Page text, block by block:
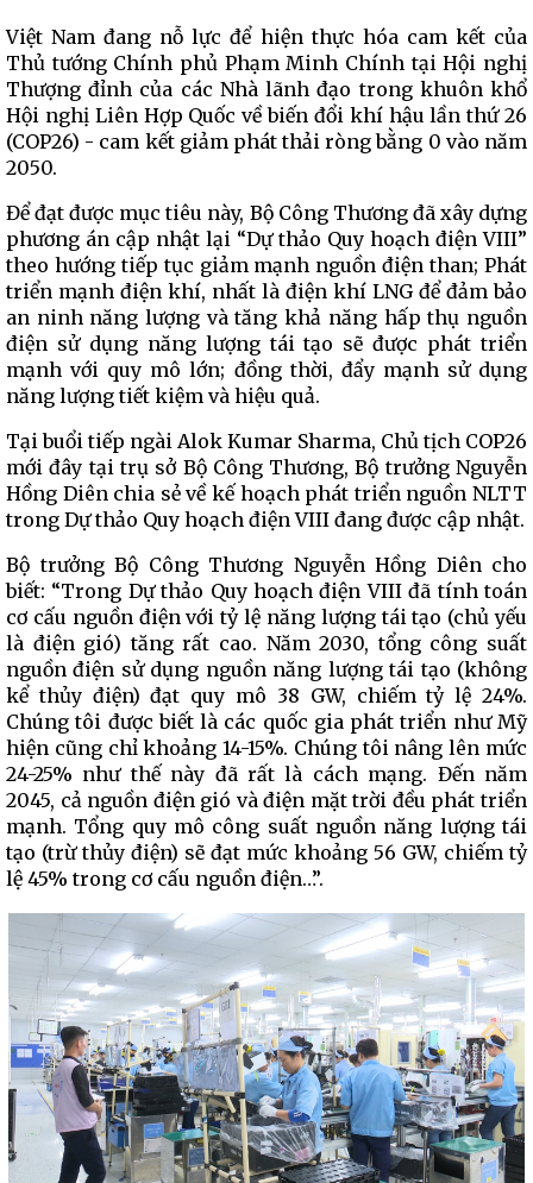
Việt Nam đang nỗ lực để hiện thực hóa cam kết của
Thủ tướng Chính phủ Phạm Minh Chính tại Hội nghị
Thượng đỉnh của các Nhà lãnh đạo trong khuôn khổ
Hội nghị Liên Hợp Quốc về biến đổi khí hậu lần thứ 26
(COP26) - cam kết giảm phát thải ròng bằng 0 vào năm
2050.
Để đạt được mục tiêu này, Bộ Công Thương đã xây dựng
phương án cập nhật lại “Dự thảo Quy hoạch điện VIII”
theo hướng tiếp tục giảm mạnh nguồn điện than; Phát
triển mạnh điện khí, nhất là điện khí LNG để đảm bảo
an ninh năng lượng và tăng khả năng hấp thụ nguồn
điện sử dụng năng lượng tái tạo sẽ được phát triển
mạnh với quy mô lớn; đồng thời, đẩy mạnh sử dụng
năng lượng tiết kiệm và hiệu quả.
Tại buổi tiếp ngài Alok Kumar Sharma, Chủ tịch COP26
mới đây tại trụ sở Bộ Công Thương, Bộ trưởng Nguyễn
Hồng Diên chia sẻ về kế hoạch phát triển nguồn NLTT
trong Dự thảo Quy hoạch điện VIII đang được cập nhật.
Bộ trưởng Bộ Công Thương Nguyễn Hồng Diên cho
biết: “Trong Dự thảo Quy hoạch điện VIII đã tính toán
cơ cấu nguồn điện với tỷ lệ năng lượng tái tạo (chủ yếu
là điện gió) tăng rất cao. Năm 2030, tổng công suất
nguồn điện sử dụng nguồn năng lượng tái tạo (không
kể thủy điện) đạt quy mô 38 GW, chiếm tỷ lệ 24%.
Chúng tôi được biết là các quốc gia phát triển như Mỹ
hiện cũng chỉ khoảng 14-15%. Chúng tôi nâng lên mức
24-25% như thế này đã rất là cách mạng. Đến năm
2045, cả nguồn điện gió và điện mặt trời đều phát triển
mạnh. Tổng quy mô công suất nguồn năng lượng tái
tạo (trừ thủy điện) sẽ đạt mức khoảng 56 GW, chiếm tỷ
lệ 45% trong cơ cấu nguồn điện…”.